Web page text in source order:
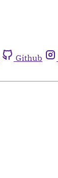
Github